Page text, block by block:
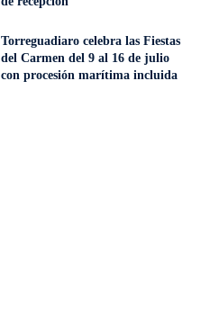
Torreguadiaro celebra las Fiestas
del Carmen del 9 al 16 de julio
con procesión marítima incluida